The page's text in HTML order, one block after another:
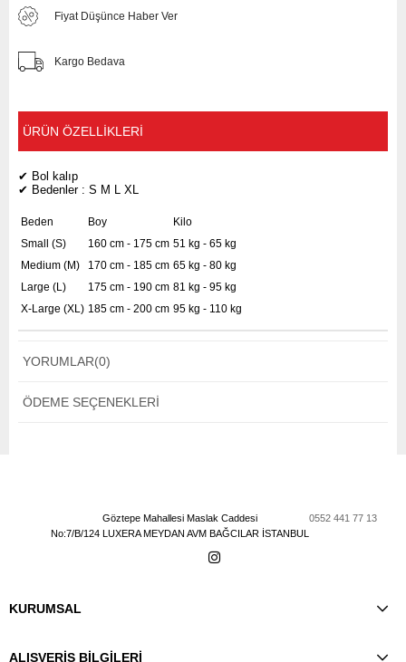
Fiyat Düşünce Haber Ver
Kargo Bedava
ÜRÜN ÖZELLIKLERI
✔ Bol kalıp
✔ Bedenler : S M L XL
Beden Boy
Kilo
Small (S)
160 cm - 175 cm 51 kg - 65 kg
Medium (M)
170 cm - 185 cm 65 kg - 80 kg
Large (L)
175 cm - 190 cm 81 kg - 95 kg
X-Large (XL) 185 cm - 200 cm 95 kg - 110 kg
YORUMLAR(0)
ÖDEME SEÇENEKLERI
Göztepe Mahallesi Maslak Caddesi
No:7/B/124 LUXERA MEYDAN AVM BAĞCILAR İSTANBUL
0552 441 77 13
KURUMSAL
ALIŞVERİŞ BİLGİLERİ